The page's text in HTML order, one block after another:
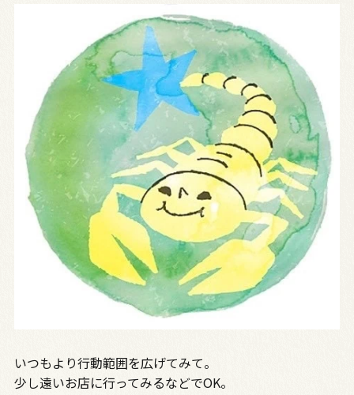
いつもより行動範囲を広げてみて。
少し遠いお店に行ってみるなどでOK。